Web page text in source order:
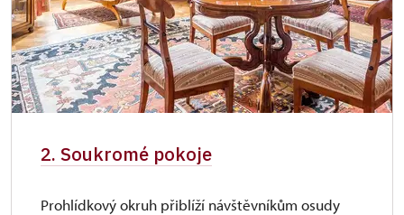
2. Soukromé pokoje
Prohlídkový okruh přiblíží návštěvníkům osudy